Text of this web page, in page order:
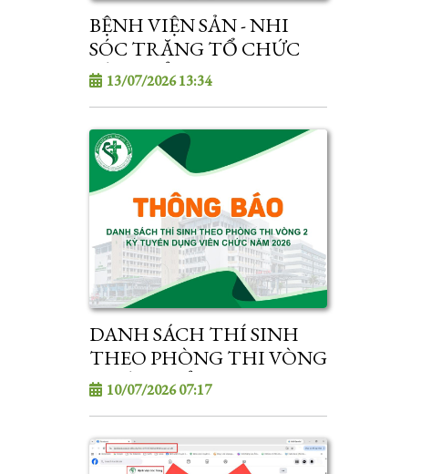
BỆNH VIỆN SẢN - NHI
SÓC TRĂNG TỔ CHỨC
KỲ TUYỂN DỤNG VIÊN
CHỨC NĂM 2026
13/07/2026 13:34
DANH SÁCH THÍ SINH
THEO PHÒNG THI VÒNG
2 - KỲ TUYỂN DỤNG VIÊN
CHỨC NĂM 2026
10/07/2026 07:17